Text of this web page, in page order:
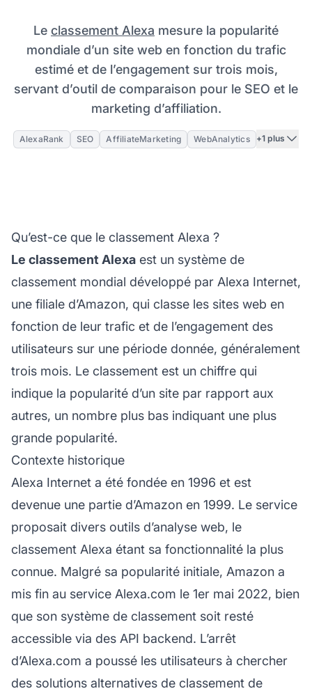
Le classement Alexa mesure la popularité
mondiale d’un site web en fonction du trafic
estimé et de l’engagement sur trois mois,
servant d’outil de comparaison pour le SEO et le
marketing d’affiliation.
AlexaRank SEO AffiliateMarketing WebAnalytics +1 plus
Qu’est-ce que le classement Alexa ?
Le classement Alexa est un système de
classement mondial développé par Alexa Internet,
une filiale d’Amazon, qui classe les sites web en
fonction de leur trafic et de l’engagement des
utilisateurs sur une période donnée, généralement
trois mois. Le classement est un chiffre qui
indique la popularité d’un site par rapport aux
autres, un nombre plus bas indiquant une plus
grande popularité.
Contexte historique
Alexa Internet a été fondée en 1996 et est
devenue une partie d’Amazon en 1999. Le service
proposait divers outils d’analyse web, le
classement Alexa étant sa fonctionnalité la plus
connue. Malgré sa popularité initiale, Amazon a
mis fin au service Alexa.com le 1er mai 2022, bien
que son système de classement soit resté
accessible via des API backend. L’arrêt
d’Alexa.com a poussé les utilisateurs à chercher
des solutions alternatives de classement de